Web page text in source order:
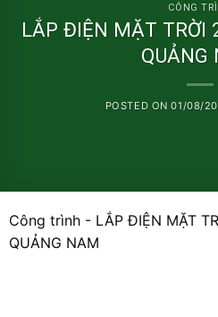
CÔNG
LẮP ĐIỆN MẶT TRỜI
QUẢNG
POSTED ON01/08/
Công trình- LẮP ĐIỆN MẶT
QUẢNG NAM